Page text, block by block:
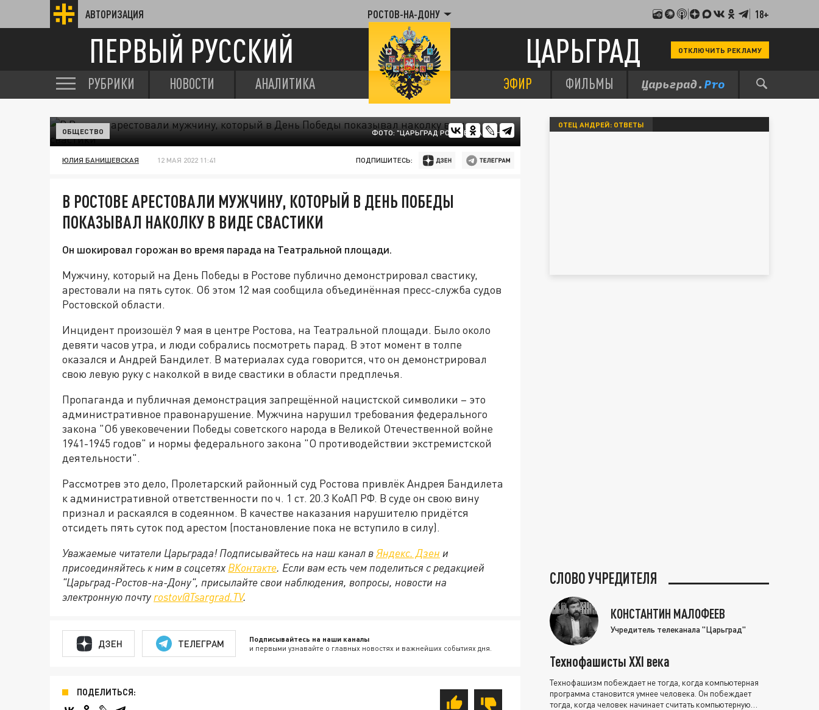
АВТОРИЗАЦИЯ РОСТОВ-НА-ДОНУ 18+
ПЕРВЫЙ РУССКИЙ ЦАРЬГРАД ОТКЛЮЧИТЬ РЕКЛАМУ
РУБРИКИ НОВОСТИ АНАЛИТИКА ЭФИР ФИЛЬМЫ
ФОТО: "ЦАРЬГРАД РОСТОВ-НА-ДОНУ"
ОБЩЕСТВО
ЮЛИЯ БАНИШЕВСКАЯ 12 МАЯ 2022 11:41 ПОДПИШИТЕСЬ:
В РОСТОВЕ АРЕСТОВАЛИ МУЖЧИНУ, КОТОРЫЙ В ДЕНЬ ПОБЕДЫ
ПОКАЗЫВАЛ НАКОЛКУ В ВИДЕ СВАСТИКИ
Он шокировал горожан во время парада на Театральной площади.
Мужчину, который на День Победы в Ростове публично демонстрировал свастику,
арестовали на пять суток. Об этом 12 мая сообщила объединённая пресс-служба судов
Ростовской области.
Инцидент произошёл 9 мая в центре Ростова, на Театральной площади. Было около
девяти часов утра, и люди собрались посмотреть парад. В этот момент в толпе
оказался и Андрей Бандилет. В материалах суда говорится, что он демонстрировал
свою левую руку с наколкой в виде свастики в области предплечья.
Пропаганда и публичная демонстрация запрещённой нацистской символики – это
административное правонарушение. Мужчина нарушил требования федерального
закона "Об увековечении Победы советского народа в Великой Отечественной войне
1941-1945 годов" и нормы федерального закона "О противодействии экстремистской
деятельности".
Рассмотрев это дело, Пролетарский районный суд Ростова привлёк Андрея Бандилета
к административной ответственности по ч. 1 ст. 20.3 КоАП РФ. В суде он свою вину
признал и раскаялся в содеянном. В качестве наказания нарушителю придётся
отсидеть пять суток под арестом (постановление пока не вступило в силу).
Уважаемые читатели Царьграда! Подписывайтесь на наш канал вЯндекс. Дзен и
присоединяйтесь к ним в соцсетях ВКонтакте. Если вам есть чем поделиться с редакцией
"Царьград-Ростов-на-Дону", присылайте свои наблюдения, вопросы, новости на
электронную почту rostov@Tsargrad.ТV.
ДЗЕН ТЕЛЕГРАМ Подписывайтесь на наши каналы
и первыми узнавайте о главных новостях и важнейших событиях дня.
ПОДЕЛИТЬСЯ:
ОТЕЦ АНДРЕЙ: ОТВЕТЫ
СЛОВО УЧРЕДИТЕЛЯ
КОНСТАНТИН МАЛОФЕЕВ
Учредитель телеканала "Царьград"
Технофашисты XXI века
Технофашизм побеждает не тогда, когда компьютерная
программа становится умнее человека. Он побеждает
тогда, когда человек начинает считать компьютерную